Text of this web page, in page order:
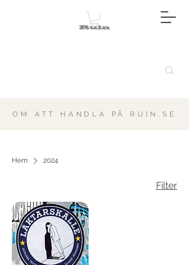
OM ATT HANDLA PÅ RUIN.SE
Hem 2024
Filter